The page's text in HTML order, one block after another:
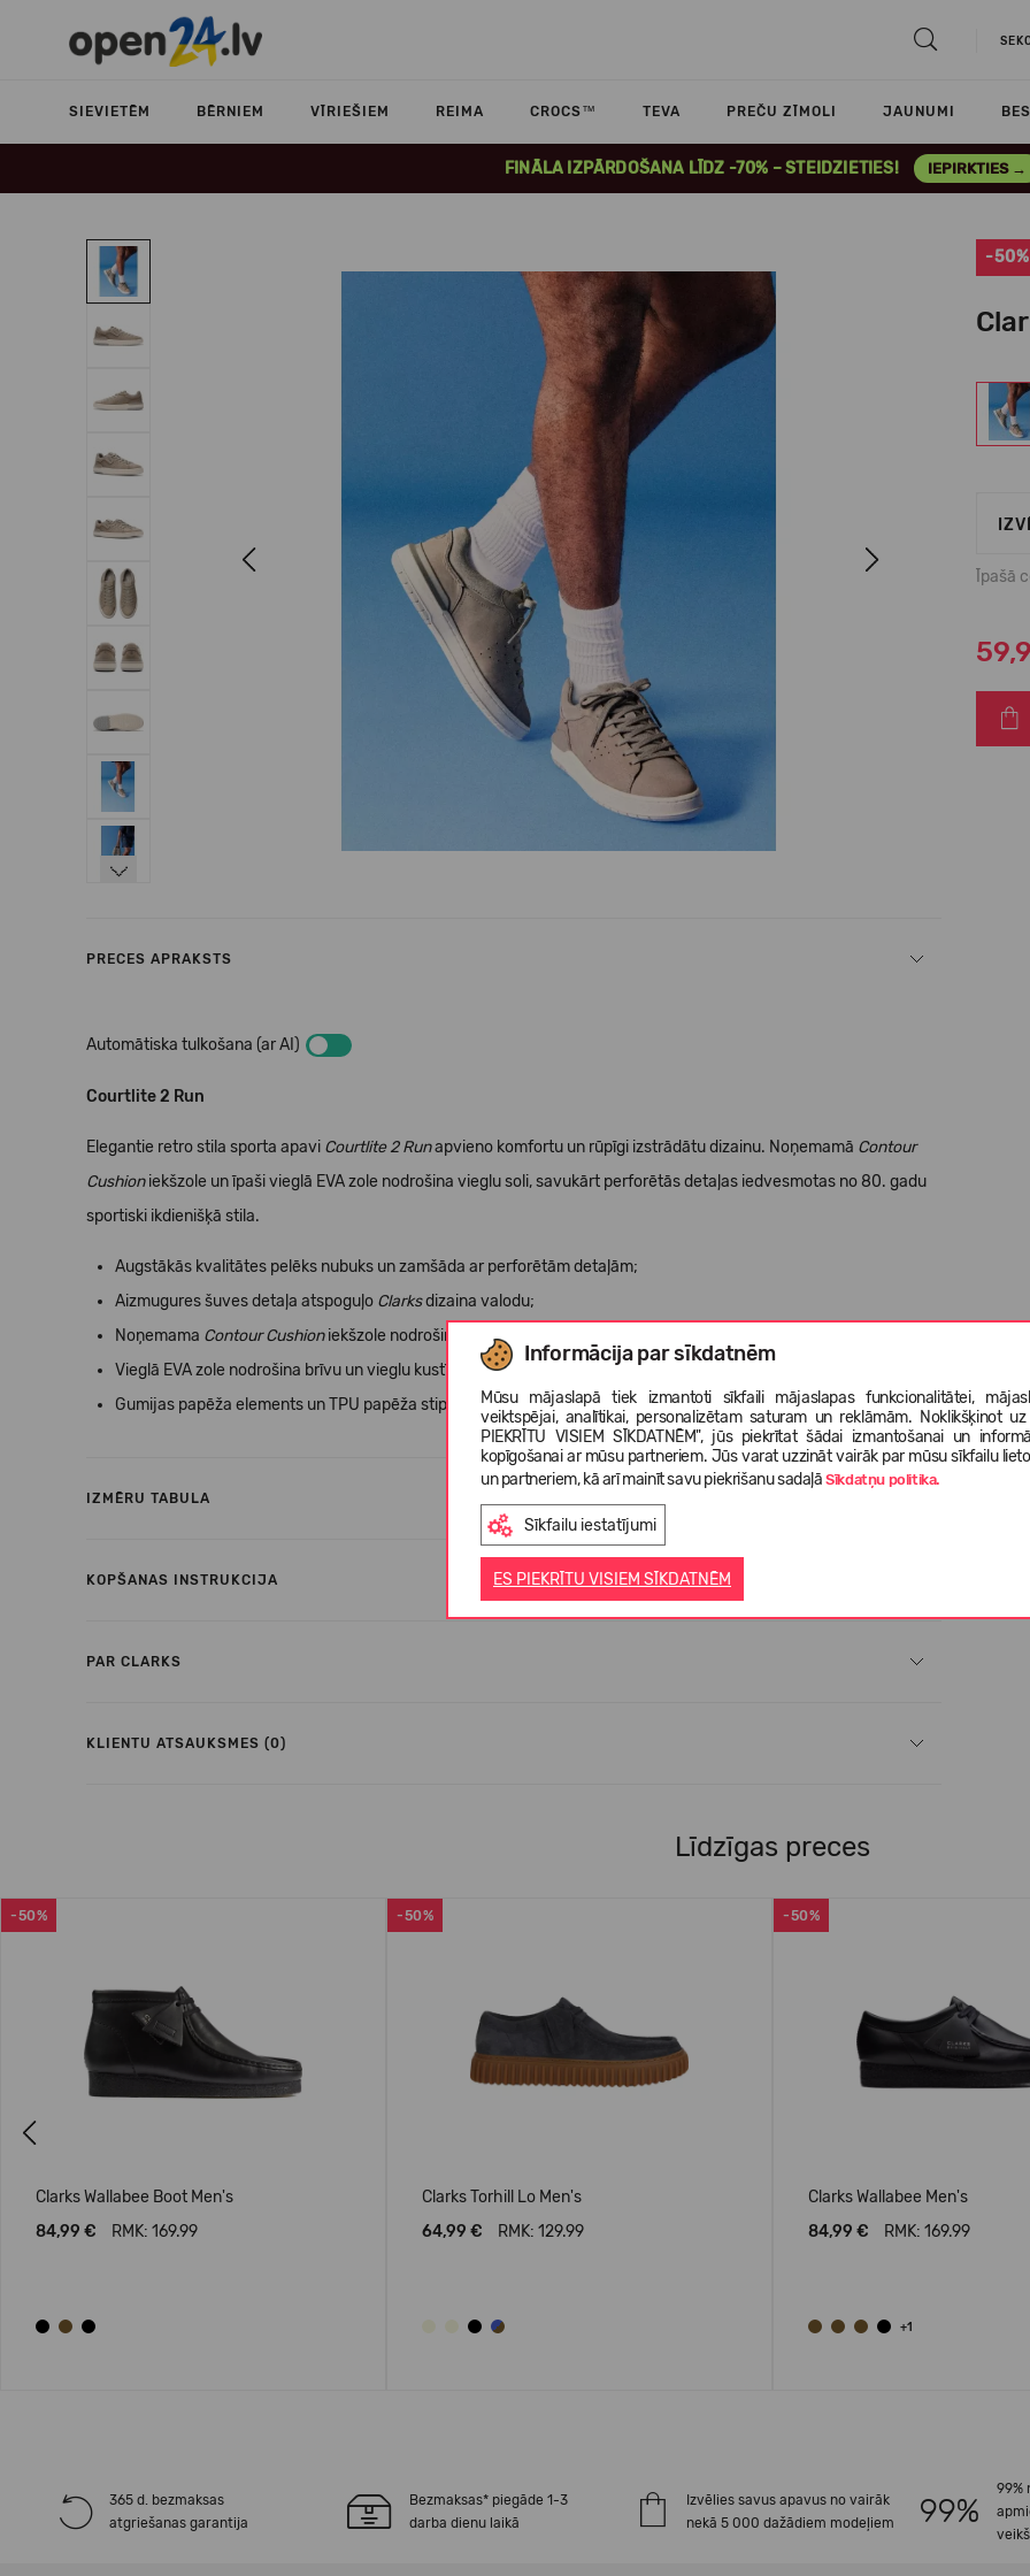
SIEVIETĒM BĒRNIEM VĪRIEŠIEM REIMA CROCS™ TEVA PREČU ZĪMOLI JAUNUMI
FINĀLA IZPĀRDOŠANA LĪDZ -70% – STEIDZIETIES! IEPIRKTIES →
Informācija par sīkdatnēm
Mūsu mājaslapā tiek izmantoti sīkfaili mājaslapas funkcionalitātei,
veiktspējai, analītikai, personalizētam saturam un reklāmām. Noklikšķinot
PIEKRĪTU VISIEM SĪKDATNĒM", jūs piekrītat šādai izmantošanai un
kopīgošanai ar mūsu partneriem. Jūs varat uzzināt vairāk par mūsu sīkfailu
un partneriem, kā arī mainīt savu piekrišanu sadaļāSīkdatņu politika.
Sīkfailu iestatījumi
ES PIEKRĪTU VISIEM SĪKDATNĒM
Next
Next
-50%
Īpašā
PRECES APRAKSTS
Automātiska tulkošana (ar AI)
Courtlite 2 Run
Elegantie retro stila sporta apavi Courtlite 2 Runapvieno komfortu un rūpīgi izstrādātu dizainu. Noņemamā Contour
Cushioniekšzole un īpaši vieglā EVA zole nodrošina vieglu soli, savukārt perforētās detaļas iedvesmotas no 80. gadu
sportiski ikdienišķā stila.
Augstākās kvalitātes pelēks nubuks un zamšāda ar perforētām detaļām;
Aizmugures šuves detaļa atspoguļo Clarksdizaina valodu;
Noņemama Contour Cushioniekšzole nodrošina ilgstošu komfortu;
Vieglā EVA zole nodrošina brīvu un vieglu kustību;
Gumijas papēža elements un TPU papēža stiprinājums papildu izturībai un stabilitātei.
IZMĒRU TABULA
KOPŠANAS INSTRUKCIJA
PAR CLARKS
KLIENTU ATSAUKSMES (0)
Līdzīgas preces
-50%
Clarks Wallabee Boot Men's
84,99 €
RMK: 169.99
-50%
Clarks Torhill Lo Men's
64,99 €
RMK: 129.99
-50%
Clarks Wallabee Men's
84,99 €
RMK: 169.99
+1
365 d. bezmaksas
atgriešanas garantija
Bezmaksas* piegāde 1-3
darba dienu laikā
Izvēlies savus apavus no vairāk
nekā 5 000 dažādiem modeļiem
99%